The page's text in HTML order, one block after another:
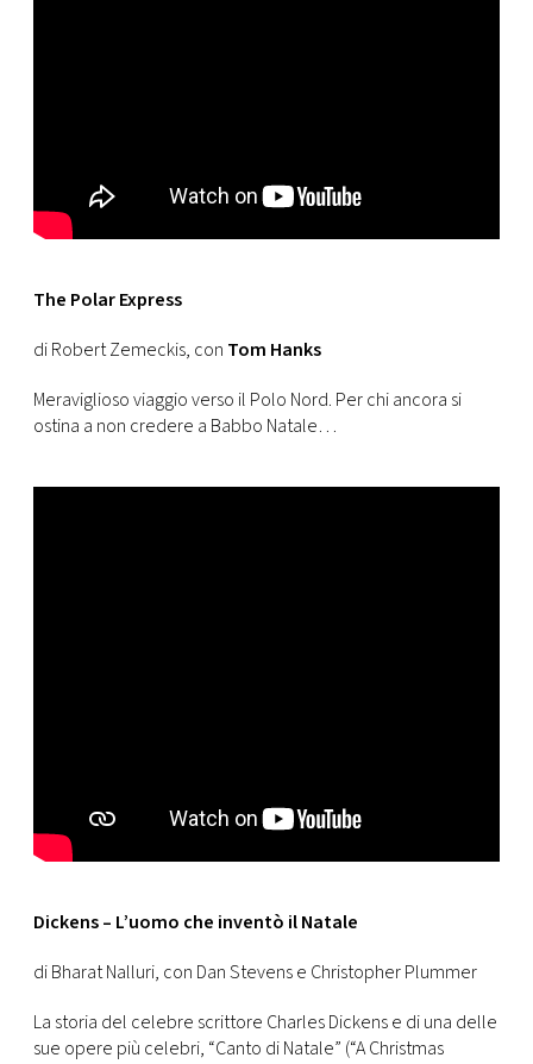
The Polar Express
di Robert Zemeckis, con Tom Hanks
Meraviglioso viaggio verso il Polo Nord. Per chi ancora si
ostina a non credere a Babbo Natale…
Dickens – L’uomo che inventò il Natale
di Bharat Nalluri, con Dan Stevens e Christopher Plummer
La storia del celebre scrittore Charles Dickens e di una delle
sue opere più celebri, “Canto di Natale” (“A Christmas